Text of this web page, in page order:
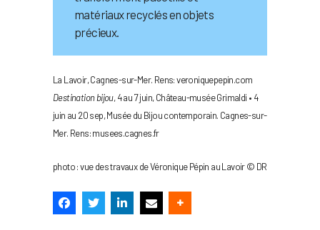
matériaux recyclés en objets
précieux.
La Lavoir, Cagnes-sur-Mer. Rens: veroniquepepin.com
Destination bijou, 4 au 7 juin, Château-musée Grimaldi • 4
juin au 20 sep, Musée du Bijou contemporain. Cagnes-sur-
Mer. Rens: musees.cagnes.fr
photo : vue des travaux de Véronique Pépin au Lavoir © DR